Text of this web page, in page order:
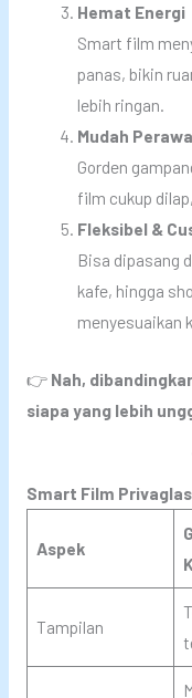
Hemat Energi
Smart film
panas, bikin
lebih ringan.
Mudah
Gorden
film cukup
Fleksibel &
Bisa dipasang
kafe, hingga
menyesuaikan
👉 Nah,
siapa yang lebih
Smart Film
Aspek
Tampilan